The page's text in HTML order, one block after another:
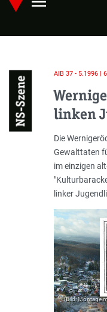
Skip
main
NS-Szene
AIB 37 - 5.1996 |
linken
Einleitung
Die
Gewalttaten
im einzigen
linker
(Bild: Montage